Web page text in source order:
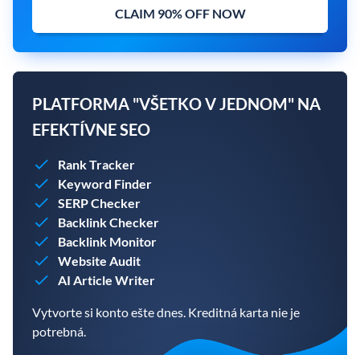
CLAIM 90% OFF NOW
PLATFORMA "VŠETKO V JEDNOM" NA
EFEKTÍVNE SEO
Rank Tracker
Keyword Finder
SERP Checker
Backlink Checker
Backlink Monitor
Website Audit
AI Article Writer
Vytvorte si konto ešte dnes. Kreditná karta nie je
potrebná.